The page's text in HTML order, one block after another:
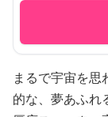
まるで宇宙を思
的な、夢あふれ